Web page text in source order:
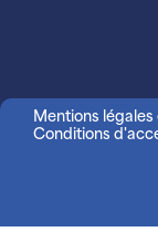
Mentions
Conditions